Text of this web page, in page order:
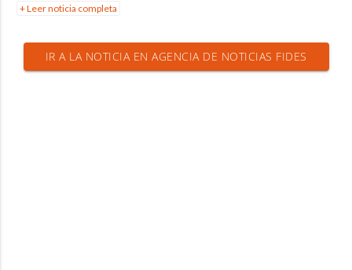
+ Leer noticia completa
IR A LA NOTICIA EN AGENCIA DE NOTICIAS FIDES